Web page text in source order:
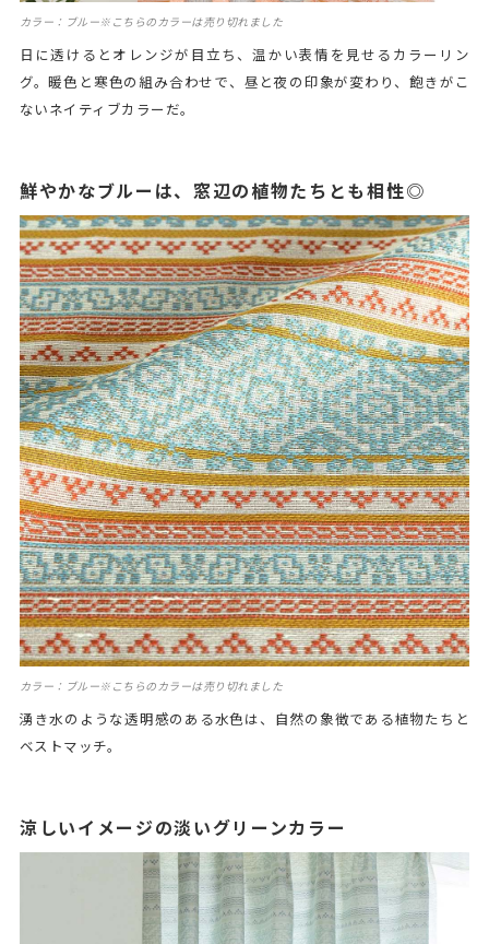
カラー：ブルー※こちらのカラーは売り切れました
日に透けるとオレンジが目立ち、温かい表情を見せるカラーリン
グ。暖色と寒色の組み合わせで、昼と夜の印象が変わり、飽きがこ
ないネイティブカラーだ。
鮮やかなブルーは、窓辺の植物たちとも相性◎
カラー：ブルー※こちらのカラーは売り切れました
湧き水のような透明感のある水色は、自然の象徴である植物たちと
ベストマッチ。
涼しいイメージの淡いグリーンカラー